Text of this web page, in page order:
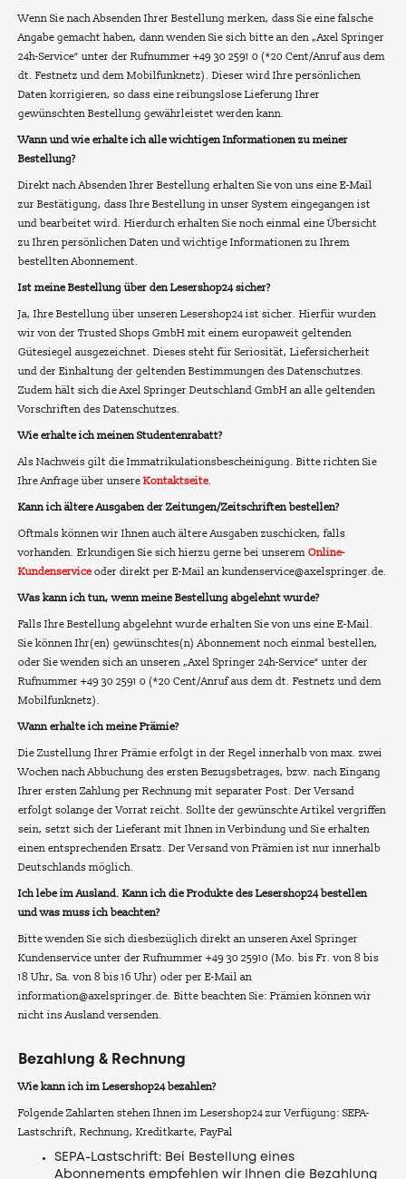
Wenn Sie nach Absenden Ihrer Bestellung merken, dass Sie eine falsche
Angabe gemacht haben, dann wenden Sie sich bitte an den „Axel Springer
24h-Service“ unter der Rufnummer +49 30 2591 0 (*20 Cent/Anruf aus dem
dt. Festnetz und dem Mobilfunknetz). Dieser wird Ihre persönlichen
Daten korrigieren, so dass eine reibungslose Lieferung Ihrer
gewünschten Bestellung gewährleistet werden kann.
Wann und wie erhalte ich alle wichtigen Informationen zu meiner
Bestellung?
Direkt nach Absenden Ihrer Bestellung erhalten Sie von uns eine E-Mail
zur Bestätigung, dass Ihre Bestellung in unser System eingegangen ist
und bearbeitet wird. Hierdurch erhalten Sie noch einmal eine Übersicht
zu Ihren persönlichen Daten und wichtige Informationen zu Ihrem
bestellten Abonnement.
Ist meine Bestellung über den Lesershop24 sicher?
Ja, Ihre Bestellung über unseren Lesershop24 ist sicher. Hierfür wurden
wir von der Trusted Shops GmbH mit einem europaweit geltenden
Gütesiegel ausgezeichnet. Dieses steht für Seriosität, Liefersicherheit
und der Einhaltung der geltenden Bestimmungen des Datenschutzes.
Zudem hält sich die Axel Springer Deutschland GmbH an alle geltenden
Vorschriften des Datenschutzes.
Wie erhalte ich meinen Studentenrabatt?
Als Nachweis gilt die Immatrikulationsbescheinigung. Bitte richten Sie
Ihre Anfrage über unsere Kontaktseite.
Kann ich ältere Ausgaben der Zeitungen/Zeitschriften bestellen?
Oftmals können wir Ihnen auch ältere Ausgaben zuschicken, falls
vorhanden. Erkundigen Sie sich hierzu gerne bei unserem Online-
Kundenservice oder direkt per E-Mail an kundenservice@axelspringer.de.
Was kann ich tun, wenn meine Bestellung abgelehnt wurde?
Falls Ihre Bestellung abgelehnt wurde erhalten Sie von uns eine E-Mail.
Sie können Ihr(en) gewünschtes(n) Abonnement noch einmal bestellen,
oder Sie wenden sich an unseren „Axel Springer 24h-Service“ unter der
Rufnummer +49 30 2591 0 (*20 Cent/Anruf aus dem dt. Festnetz und dem
Mobilfunknetz).
Wann erhalte ich meine Prämie?
Die Zustellung Ihrer Prämie erfolgt in der Regel innerhalb von max. zwei
Wochen nach Abbuchung des ersten Bezugsbetrages, bzw. nach Eingang
Ihrer ersten Zahlung per Rechnung mit separater Post. Der Versand
erfolgt solange der Vorrat reicht. Sollte der gewünschte Artikel vergriffen
sein, setzt sich der Lieferant mit Ihnen in Verbindung und Sie erhalten
einen entsprechenden Ersatz. Der Versand von Prämien ist nur innerhalb
Deutschlands möglich.
Ich lebe im Ausland. Kann ich die Produkte des Lesershop24 bestellen
und was muss ich beachten?
Bitte wenden Sie sich diesbezüglich direkt an unseren Axel Springer
Kundenservice unter der Rufnummer +49 30 25910 (Mo. bis Fr. von 8 bis
18 Uhr, Sa. von 8 bis 16 Uhr) oder per E-Mail an
information@axelspringer.de. Bitte beachten Sie: Prämien können wir
nicht ins Ausland versenden.
Bezahlung & Rechnung
Wie kann ich im Lesershop24 bezahlen?
Folgende Zahlarten stehen Ihnen im Lesershop24 zur Verfügung: SEPA-
Lastschrift, Rechnung, Kreditkarte, PayPal
SEPA-Lastschrift: Bei Bestellung eines
Abonnements empfehlen wir Ihnen die Bezahlung